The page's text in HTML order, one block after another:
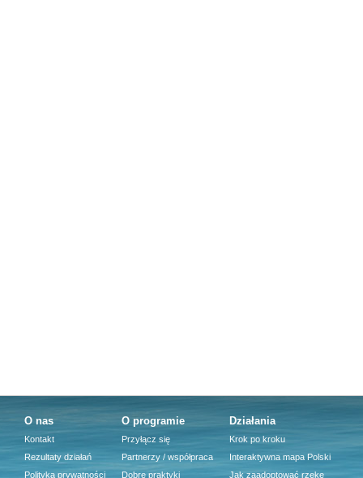
O nas
Kontakt
Rezultaty działań
Polityka prywatności
O programie
Przyłącz się
Partnerzy / współpraca
Dobre praktyki
Działania
Krok po kroku
Interaktywna mapa Polski
Jak zaadoptować rzekę